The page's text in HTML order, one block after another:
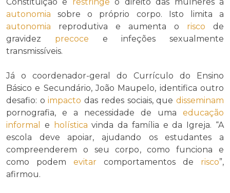
autonomia sobre o próprio corpo. Isto limita a
autonomia reprodutiva e aumenta o risco de
gravidez precoce e infeções sexualmente
transmissíveis.
Já o coordenador-geral do Currículo do Ensino
Básico e Secundário, João Maupelo, identifica outro
desafio: oimpacto das redes sociais, quedisseminam
pornografia, e a necessidade de uma educação
informal
e holística vinda da família e da Igreja. “A
escola deve apoiar, ajudando os estudantes a
compreenderem o seu corpo, como funciona e
como podem evitar comportamentos de risco”,
afirmou.